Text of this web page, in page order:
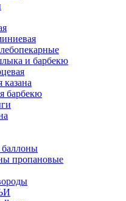
и барбекю
барбекю
баллоны
пропановые